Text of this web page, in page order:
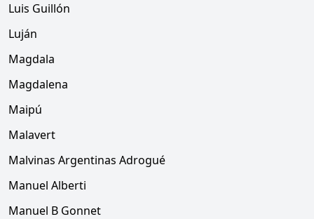
Luis Guillón
Luján
Magdala
Magdalena
Maipú
Malavert
Malvinas Argentinas Adrogué
Manuel Alberti
Manuel B Gonnet